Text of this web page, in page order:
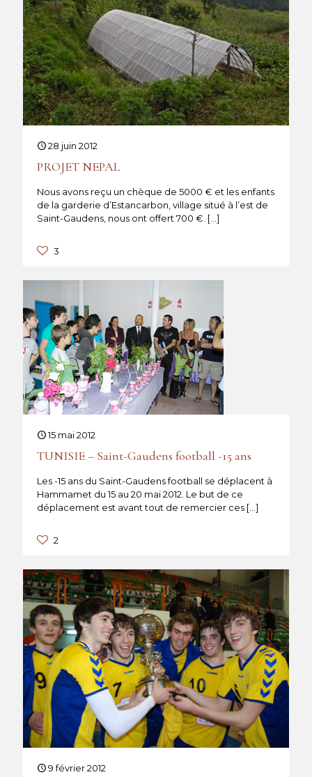
28 juin 2012
PROJET NEPAL
Nous avons reçu un chèque de 5000 € et les enfants
de la garderie d’Estancarbon, village situé à l’est de
Saint-Gaudens, nous ont offert 700 €. […]
3
15 mai 2012
TUNISIE – Saint-Gaudens football -15 ans
Les -15 ans du Saint-Gaudens football se déplacent à
Hammamet du 15 au 20 mai 2012. Le but de ce
déplacement est avant tout de remercier ces […]
2
9 février 2012